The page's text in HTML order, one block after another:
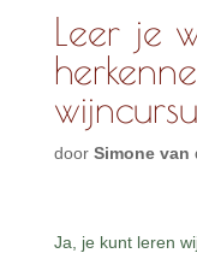
Leer je
door Simone van
Ja, je kunt leren